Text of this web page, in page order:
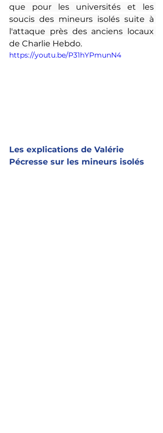
que pour les universités et les
soucis des mineurs isolés suite à
l'attaque près des anciens locaux
de Charlie Hebdo.
https://youtu.be/P31hYPmunN4
Les explications de Valérie
Pécresse sur les mineurs isolés